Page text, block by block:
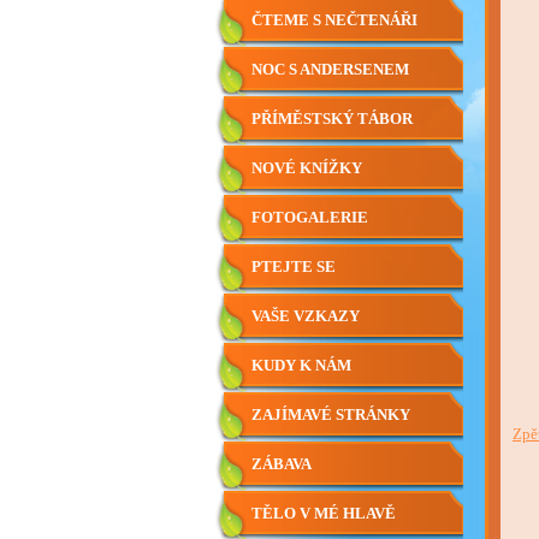
ČTEME S NEČTENÁŘI
NOC S ANDERSENEM
PŘÍMĚSTSKÝ TÁBOR
NOVÉ KNÍŽKY
FOTOGALERIE
PTEJTE SE
VAŠE VZKAZY
KUDY K NÁM
ZAJÍMAVÉ STRÁNKY
ZÁBAVA
TĚLO V MÉ HLAVĚ